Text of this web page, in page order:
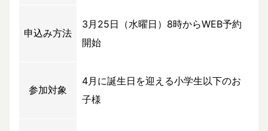
申込み方法
3月25日（水曜日）8時からWEB予約
開始
参加対象
4月に誕生日を迎える小学生以下のお
子様